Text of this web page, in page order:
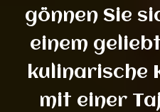
gönnen Sie
einem
kulinarische
mit einer